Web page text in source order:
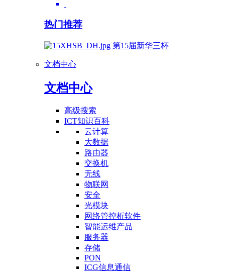
热门推荐
第15届新华三杯
文档中心
文档中心
高级搜索
ICT知识百科
云计算
大数据
路由器
交换机
无线
物联网
安全
光模块
网络管控析软件
智能运维产品
服务器
存储
PON
ICG信息通信